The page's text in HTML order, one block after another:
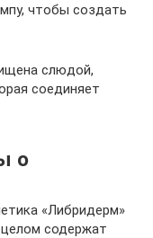
чтобы создать
слюдой,
соединяет
о
«Либридерм»
содержат